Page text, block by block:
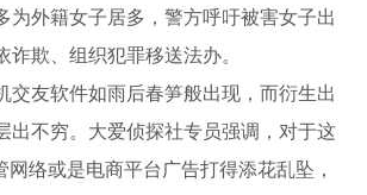
为外籍女子居多，警方呼吁被害女子出
诈欺、组织犯罪移送法办。
交友软件如雨后春笋般出现，而衍生出
出不穷。大爱侦探社专员强调，对于这
网络或是电商平台广告打得添花乱坠，